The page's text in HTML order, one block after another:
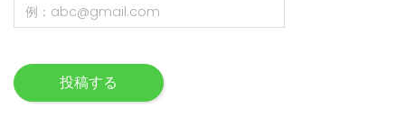
投稿する